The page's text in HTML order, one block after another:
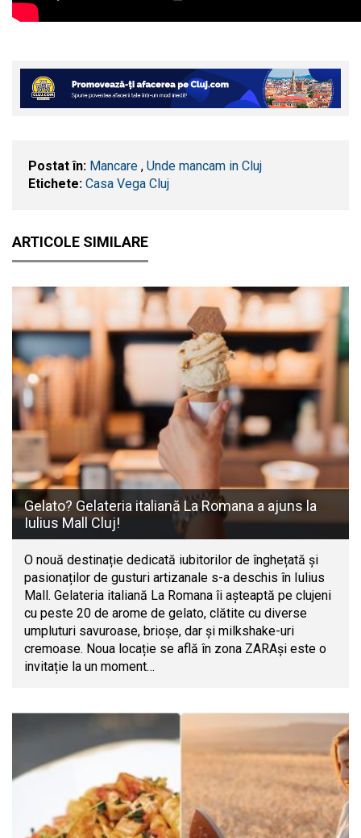
Postat în: Mancare , Unde mancam in Cluj
Etichete: Casa Vega Cluj
ARTICOLE SIMILARE
Gelato? Gelateria italiană La Romana a ajuns la
Iulius Mall Cluj!
O nouă destinație dedicată iubitorilor de înghețată și
pasionaților de gusturi artizanale s-a deschis în Iulius
Mall. Gelateria italiană La Romana îi așteaptă pe clujeni
cu peste 20 de arome de gelato, clătite cu diverse
umpluturi savuroase, brioșe, dar și milkshake-uri
cremoase. Noua locație se află în zona ZARAși este o
invitație la un moment…